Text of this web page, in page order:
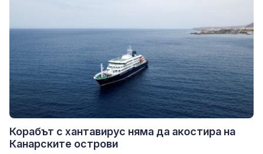
Корабът с хантавирус няма да акостира на
Канарските острови